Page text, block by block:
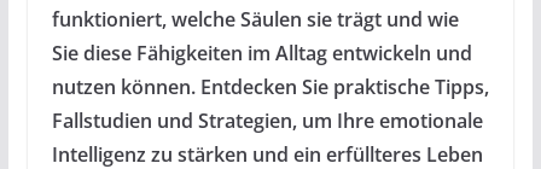
funktioniert, welche Säulen sie trägt und wie
Sie diese Fähigkeiten im Alltag entwickeln und
nutzen können. Entdecken Sie praktische Tipps,
Fallstudien und Strategien, um Ihre emotionale
Intelligenz zu stärken und ein erfüllteres Leben